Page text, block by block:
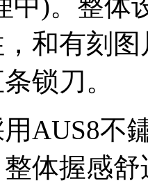
和有刻
锁刀。
AUS8不
体握感